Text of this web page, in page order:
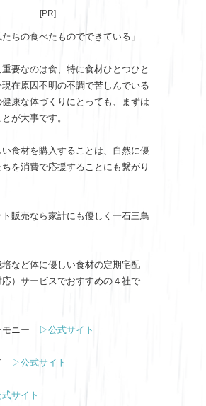
[PR]
たちの食べたものでできている」
要なのは食、特に食材ひとつひと
在原因不明の不調で苦しんでいる
康な体づくりにとっても、まずは
が大事です。
い食材を購入することは、自然に優
を消費で応援することにも繋がり
販売なら家計にも優しく一石三鳥
など体に優しい食材の定期宅配
応）サービスでおすすめの４社で
モニー ▷公式サイト
▷公式サイト
サイト